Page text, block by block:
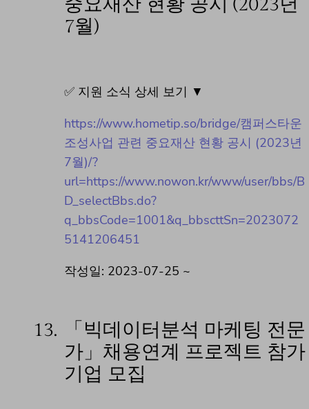
중요재산 현황 공시 (2023년
7월)
✅ 지원 소식 상세 보기 ▼
https://www.hometip.so/bridge/캠퍼스타운
조성사업 관련 중요재산 현황 공시 (2023년
7월)/?
url=https://www.nowon.kr/www/user/bbs/B
D_selectBbs.do?
q_bbsCode=1001&q_bbscttSn=2023072
5141206451
작성일: 2023-07-25 ~
13.
「빅데이터분석 마케팅 전문
가」채용연계 프로젝트 참가
기업 모집